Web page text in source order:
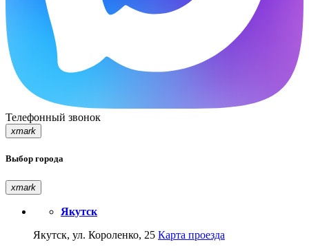
Телефонный звонок
xmark
Выбор города
xmark
Якутск
Якутск, ул. Короленко, 25 Карта проезда